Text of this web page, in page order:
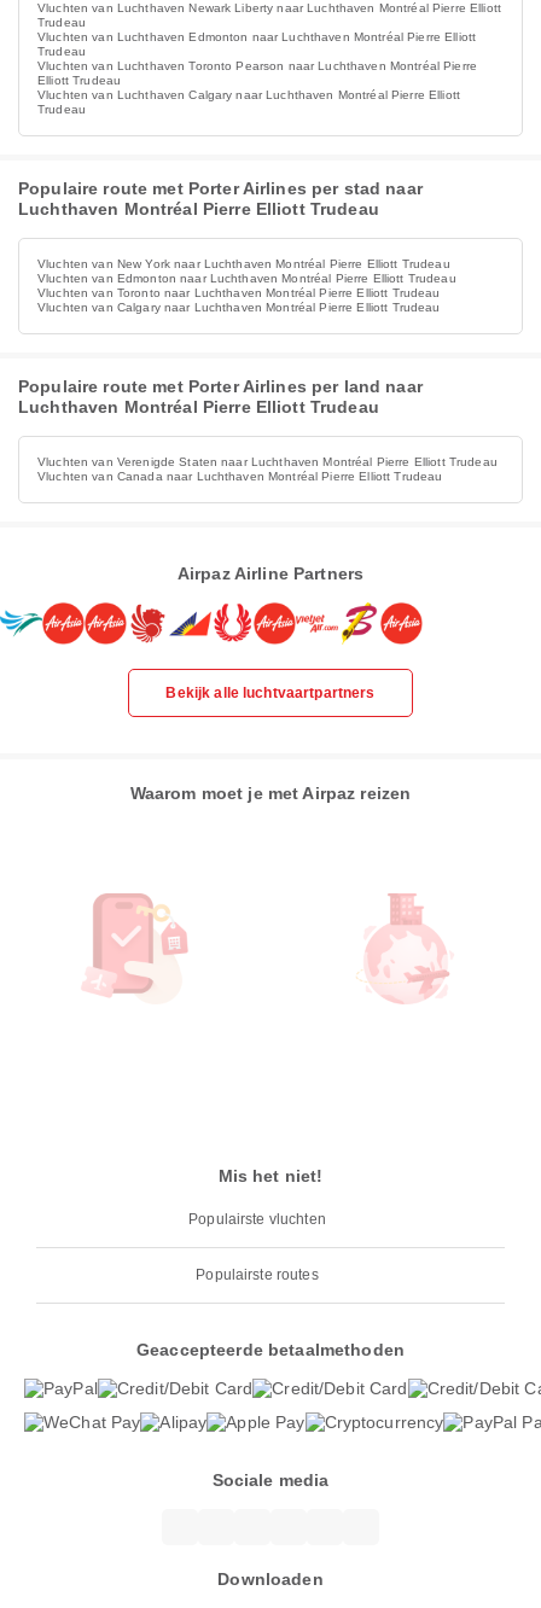
Vluchten van Luchthaven Newark Liberty naar Luchthaven Montréal Pierre Elliott
Trudeau
Vluchten van Luchthaven Edmonton naar Luchthaven Montréal Pierre Elliott
Trudeau
Vluchten van Luchthaven Toronto Pearson naar Luchthaven Montréal Pierre
Elliott Trudeau
Vluchten van Luchthaven Calgary naar Luchthaven Montréal Pierre Elliott
Trudeau
Populaire route met Porter Airlines per stad naar
Luchthaven Montréal Pierre Elliott Trudeau
Vluchten van New York naar Luchthaven Montréal Pierre Elliott Trudeau
Vluchten van Edmonton naar Luchthaven Montréal Pierre Elliott Trudeau
Vluchten van Toronto naar Luchthaven Montréal Pierre Elliott Trudeau
Vluchten van Calgary naar Luchthaven Montréal Pierre Elliott Trudeau
Populaire route met Porter Airlines per land naar
Luchthaven Montréal Pierre Elliott Trudeau
Vluchten van Verenigde Staten naar Luchthaven Montréal Pierre Elliott Trudeau
Vluchten van Canada naar Luchthaven Montréal Pierre Elliott Trudeau
Airpaz Airline Partners
Bekijk alle luchtvaartpartners
Waarom moet je met Airpaz reizen
Mis het niet!
Populairste vluchten
Populairste routes
Geaccepteerde betaalmethoden
Sociale media
Downloaden